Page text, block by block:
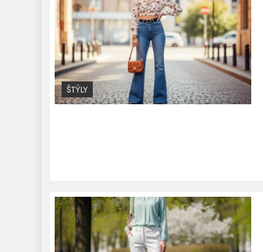
Farby, ktoré osviežia tvoj
šatník: jarné kabáty
MEDICINE na sezónu
2026
ŠTÝLY